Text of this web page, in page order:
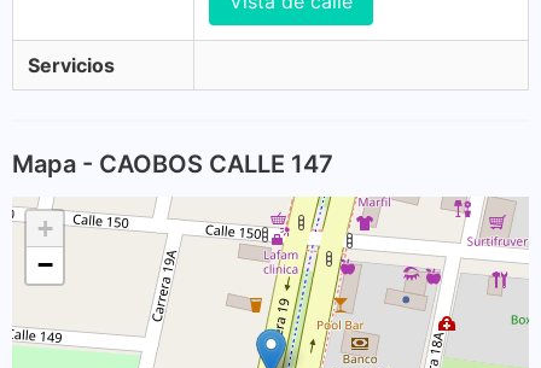
Servicios
Mapa - CAOBOS CALLE 147
+
−